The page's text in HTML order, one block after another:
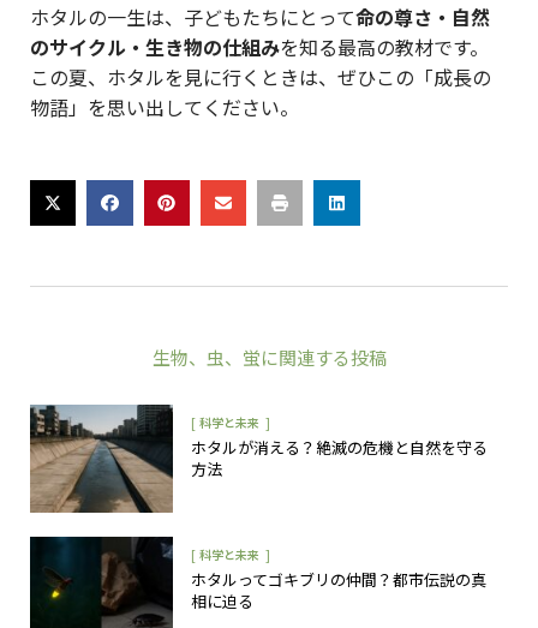
ホタルの一生は、子どもたちにとって命の尊さ・自然
のサイクル・生き物の仕組みを知る最高の教材です。
この夏、ホタルを見に行くときは、ぜひこの「成長の
物語」を思い出してください。
生物、 虫、 蛍に関連する投稿
[ 科学と未来 ]
ホタルが消える？絶滅の危機と自然を守る
方法
[ 科学と未来 ]
ホタルってゴキブリの仲間？都市伝説の真
相に迫る